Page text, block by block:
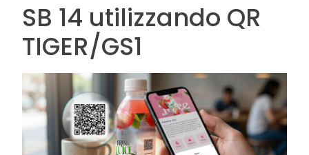
SB 14 utilizzando QR
TIGER/GS1